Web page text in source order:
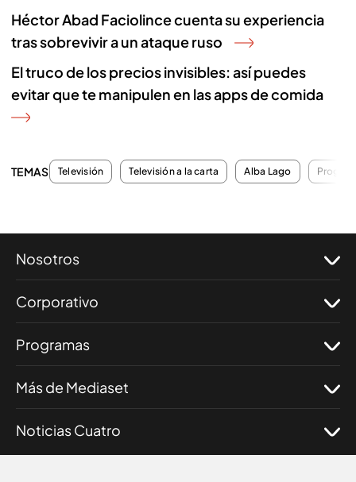
Héctor Abad Faciolince cuenta su experiencia
tras sobrevivir a un ataque ruso
El truco de los precios invisibles: así puedes
evitar que te manipulen en las apps de comida
TEMAS Televisión Televisión a la carta Alba Lago
Nosotros
Corporativo
Programas
Más de Mediaset
Noticias Cuatro